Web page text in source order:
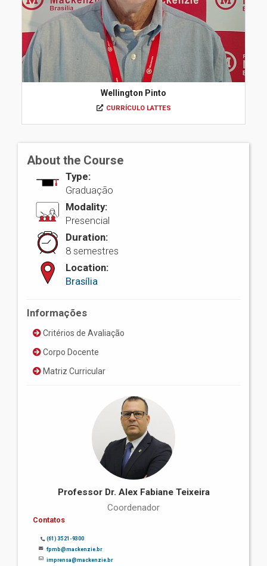
Wellington Pinto
CURRÍCULO LATTES
About the Course
Type:
Graduação
Modality:
Presencial
Duration:
8 semestres
Location:
Brasília
Informações
Critérios de Avaliação
Corpo Docente
Matriz Curricular
Professor Dr. Alex Fabiane Teixeira
Coordenador
Contatos
(61) 3521-9300
fpmb@mackenzie.br
imprensa@mackenzie.br